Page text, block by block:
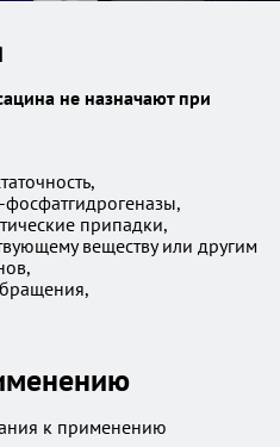
не назначают при
припадки,
веществу или другим